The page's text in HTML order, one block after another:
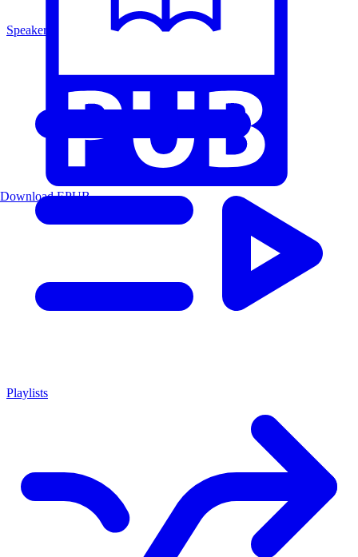
Speakers
Playlists
Download EPUB